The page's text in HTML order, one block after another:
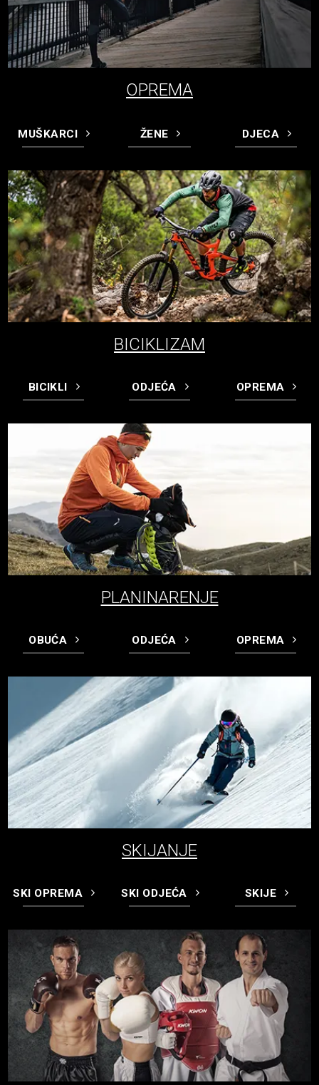
OPREMA
MUŠKARCI ŽENE DJECA
BICIKLIZAM
BICIKLI ODJEĆA OPREMA
PLANINARENJE
OBUĆA ODJEĆA OPREMA
SKIJANJE
SKI OPREMA SKI ODJEĆA SKIJE